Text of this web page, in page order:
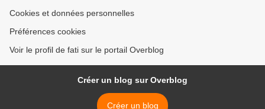
Cookies et données personnelles
Préférences cookies
Voir le profil de fati sur le portail Overblog
Créer un blog sur Overblog
Créer un blog